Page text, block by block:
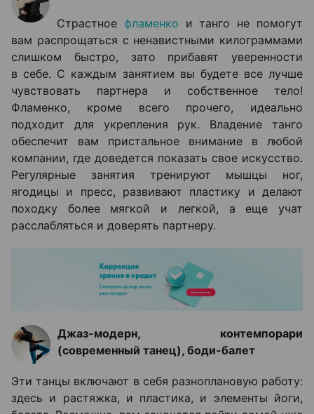
Страстное фламенко и танго не помогут
вам распрощаться с ненавистными килограммами
слишком быстро, зато прибавят уверенности
в себе. С каждым занятием вы будете все лучше
чувствовать партнера и собственное тело!
Фламенко, кроме всего прочего, идеально
подходит для укрепления рук. Владение танго
обеспечит вам пристальное внимание в любой
компании, где доведется показать свое искусство.
Регулярные занятия тренируют мышцы ног,
ягодицы и пресс, развивают пластику и делают
походку более мягкой и легкой, а еще учат
расслабляться и доверять партнеру.
Джаз-модерн, контемпорари
(современный танец), боди-балет
Эти танцы включают в себя разноплановую работу:
здесь и растяжка, и пластика, и элементы йоги,